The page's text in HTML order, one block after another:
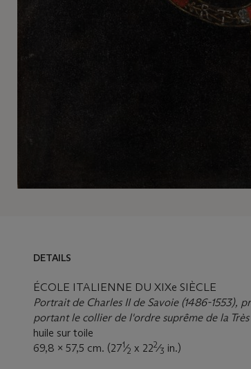
DETAILS
ÉCOLE ITALIENNE DU XIXe SIÈCLE
Portrait de Charles II de Savoie (1486-1553),
portant le collier de l'ordre suprême de la
huile sur toile
69,8 x 57,5 cm. (271⁄2 x 222⁄3 in.)